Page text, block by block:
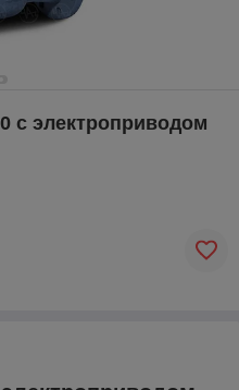
с электроприводом